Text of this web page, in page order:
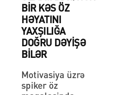
BIR KƏS ÖZ
HƏYATINI
YAXŞILIĞA
DOĞRU DƏYIŞƏ
BILƏR
Motivasiya üzrə
spiker öz